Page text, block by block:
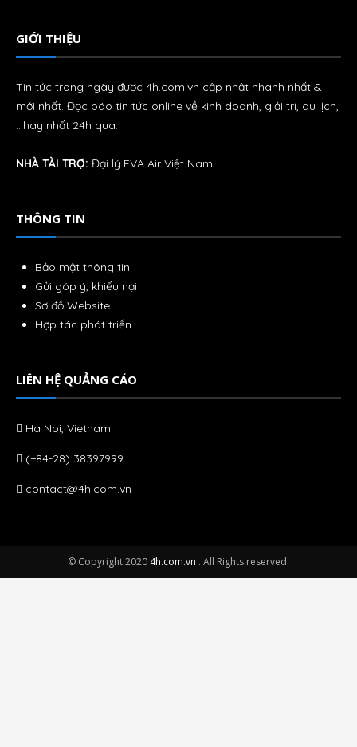
GIỚI THIỆU
Tin tức trong ngày được 4h.com.vn cập nhật nhanh nhất &
mới nhất. Đọc báo tin tức online về kinh doanh, giải trí, du lịch,
…hay nhất 24h qua.
NHÀ TÀI TRỢ: Đại lý EVA Air Việt Nam.
THÔNG TIN
Bảo mật thông tin
Gửi góp ý, khiếu nại
Sơ đồ Website
Hợp tác phát triển
LIÊN HỆ QUẢNG CÁO
Ha Noi, Vietnam
(+84-28) 38397999
contact@4h.com.vn
© Copyright 2020 4h.com.vn . All Rights reserved.